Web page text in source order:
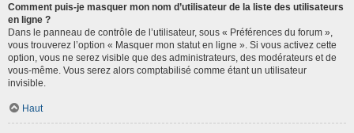
Comment puis-je masquer mon nom d’utilisateur de la liste des utilisateurs
en ligne ?
Dans le panneau de contrôle de l’utilisateur, sous « Préférences du forum »,
vous trouverez l’option « Masquer mon statut en ligne ». Si vous activez cette
option, vous ne serez visible que des administrateurs, des modérateurs et de
vous-même. Vous serez alors comptabilisé comme étant un utilisateur
invisible.
Haut